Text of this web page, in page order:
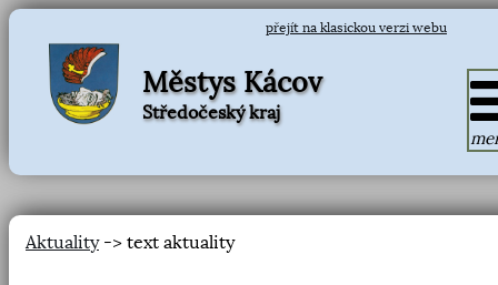
přejít na klasickou verzi webu
Městys Kácov
Středočeský kraj
Aktuality-> text aktuality